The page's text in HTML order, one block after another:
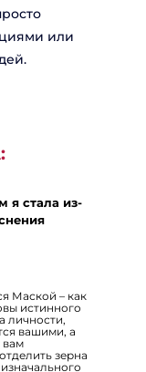
или
я стала из-
Маской – как
истинного
личности,
вашими, а
вам
зерна